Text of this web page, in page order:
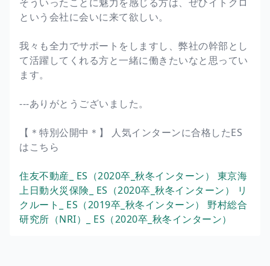
という会社に会いに来て欲しい。
我々も全力でサポートをしますし、弊社の幹部とし
て活躍してくれる方と一緒に働きたいなと思ってい
ます。
---ありがとうございました。
【＊特別公開中＊】 人気インターンに合格したES
はこちら
住友不動産_ ES（2020卒_秋冬インターン） 東京海
上日動火災保険_ ES（2020卒_秋冬インターン）
リ
クルート_ ES（2019卒_秋冬インターン） 野村総合
研究所（NRI）_ ES（2020卒_秋冬インターン）